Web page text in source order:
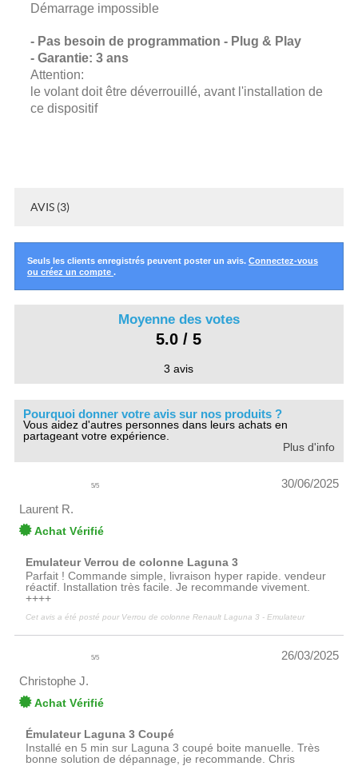
Démarrage impossible
- Pas besoin de programmation - Plug & Play
- Garantie: 3 ans
Attention:
le volant doit être déverrouillé, avant l'installation de
ce dispositif
AVIS (3)
Seuls les clients enregistrés peuvent poster un avis. Connectez-vous
ou créez un compte .
Moyenne des votes
5.0 / 5
3 avis
Pourquoi donner votre avis sur nos produits ?
Vous aidez d'autres personnes dans leurs achats en
partageant votre expérience.
Plus d'info
5/5
30/06/2025
Laurent R.
Achat Vérifié
Emulateur Verrou de colonne Laguna 3
Parfait ! Commande simple, livraison hyper rapide. vendeur
réactif. Installation très facile. Je recommande vivement.
++++
Cet avis a été posté pour Verrou de colonne Renault Laguna 3 - Emulateur
5/5
26/03/2025
Christophe J.
Achat Vérifié
Émulateur Laguna 3 Coupé
Installé en 5 min sur Laguna 3 coupé boite manuelle. Très
bonne solution de dépannage, je recommande. Chris